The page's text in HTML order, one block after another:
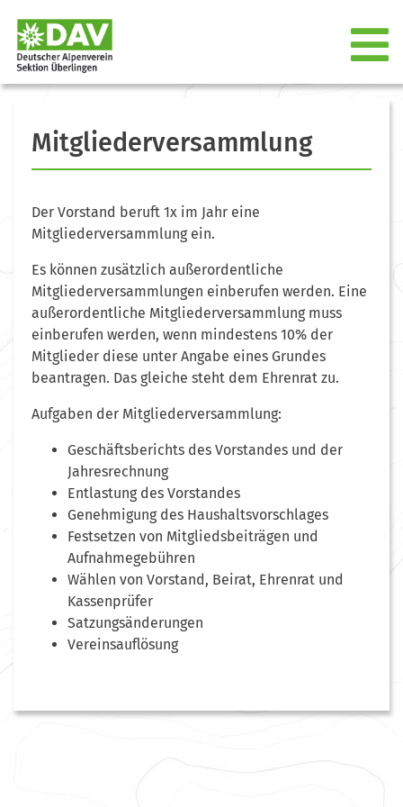
Mitgliederversammlung
Der Vorstand beruft 1x im Jahr eine
Mitgliederversammlung ein.
Es können zusätzlich außerordentliche
Mitgliederversammlungen einberufen werden. Eine
außerordentliche Mitgliederversammlung muss
einberufen werden, wenn mindestens 10% der
Mitglieder diese unter Angabe eines Grundes
beantragen. Das gleiche steht dem Ehrenrat zu.
Aufgaben der Mitgliederversammlung:
Geschäftsberichts des Vorstandes und der
Jahresrechnung
Entlastung des Vorstandes
Genehmigung des Haushaltsvorschlages
Festsetzen von Mitgliedsbeiträgen und
Aufnahmegebühren
Wählen von Vorstand, Beirat, Ehrenrat und
Kassenprüfer
Satzungsänderungen
Vereinsauflösung